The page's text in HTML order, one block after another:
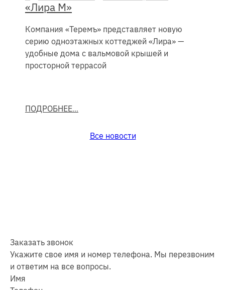
«Лира М»
Компания «Теремъ» представляет новую
серию одноэтажных коттеджей «Лира» —
удобные дома с вальмовой крышей и
просторной террасой
ПОДРОБНЕЕ
Все новости
Заказать звонок
Укажите свое имя и номер телефона. Мы перезвоним
и ответим на все вопросы.
Имя